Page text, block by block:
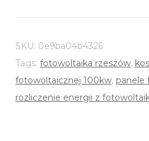
SKU: 0e9ba04b4326
Tags: fotowoltaika rzeszów,
fotowoltaicznej 100kw, panele
rozliczenie energii z